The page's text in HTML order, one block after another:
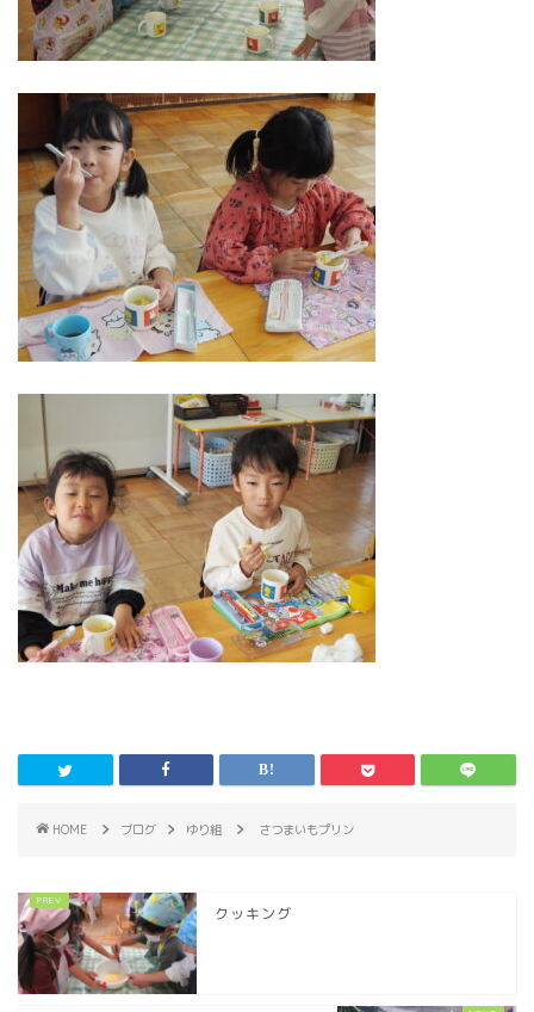
HOME ブログ ゆり組 さつまいもプリン
クッキング